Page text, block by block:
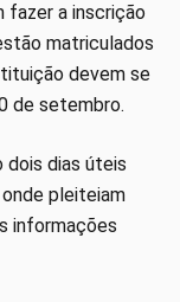
fazer a inscrição
matriculados
devem se
de setembro.
dois dias úteis
pleiteiam
informações